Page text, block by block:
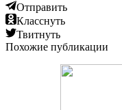
Отправить
Класснуть
Твитнуть
Похожие публикации